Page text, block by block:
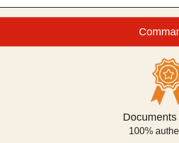
100%
Méthodes de